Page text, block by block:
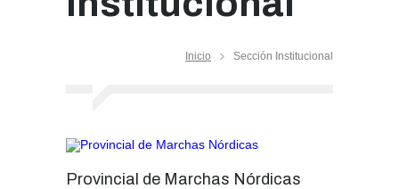
Inicio Sección Institucional
Provincial de Marchas Nórdicas